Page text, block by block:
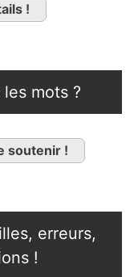
!
les mots ?
soutenir !
erreurs,
!